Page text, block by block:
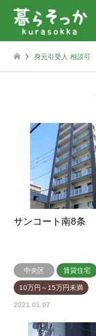
身元引受人 相談可
サンコート南8条
中央区 賃貸住宅
10万円～15万円未満
2021.01.07